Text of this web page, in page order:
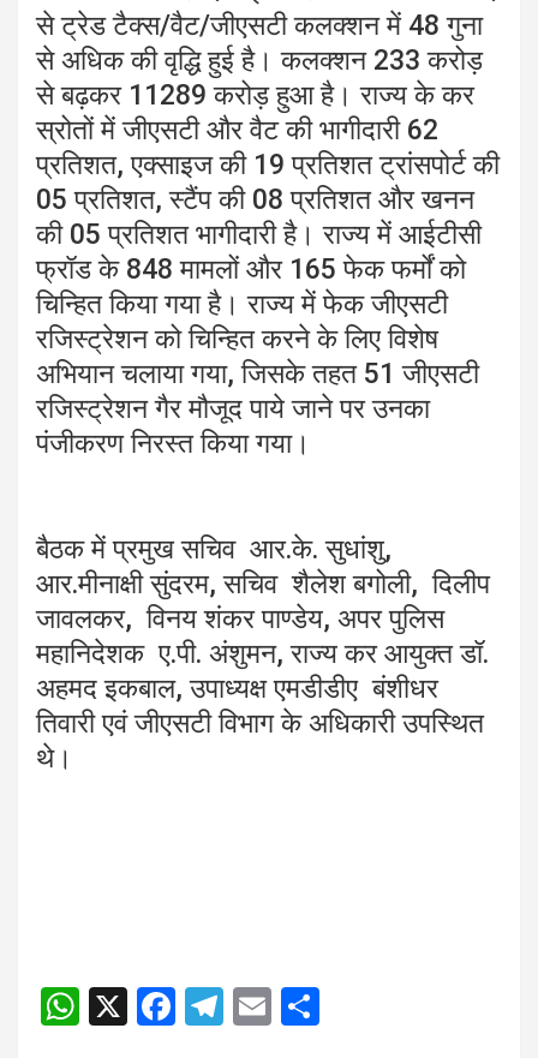
से ट्रेड टैक्स/वैट/जीएसटी कलक्शन में 48 गुना
से अधिक की वृद्धि हुई है। कलक्शन 233 करोड़
से बढ़कर 11289 करोड़ हुआ है। राज्य के कर
स्रोतों में जीएसटी और वैट की भागीदारी 62
प्रतिशत, एक्साइज की 19 प्रतिशत ट्रांसपोर्ट की
05 प्रतिशत, स्टैंप की 08 प्रतिशत और खनन
की 05 प्रतिशत भागीदारी है। राज्य में आईटीसी
फ्रॉड के 848 मामलों और 165 फेक फर्मों को
चिन्हित किया गया है। राज्य में फेक जीएसटी
रजिस्ट्रेशन को चिन्हित करने के लिए विशेष
अभियान चलाया गया, जिसके तहत 51 जीएसटी
रजिस्ट्रेशन गैर मौजूद पाये जाने पर उनका
पंजीकरण निरस्त किया गया।
बैठक में प्रमुख सचिव आर.के. सुधांशु,
आर.मीनाक्षी सुंदरम, सचिव शैलेश बगोली, दिलीप
जावलकर, विनय शंकर पाण्डेय, अपर पुलिस
महानिदेशक ए.पी. अंशुमन, राज्य कर आयुक्त डॉ.
अहमद इकबाल, उपाध्यक्ष एमडीडीए बंशीधर
तिवारी एवं जीएसटी विभाग के अधिकारी उपस्थित
थे।
W X
F
T
E